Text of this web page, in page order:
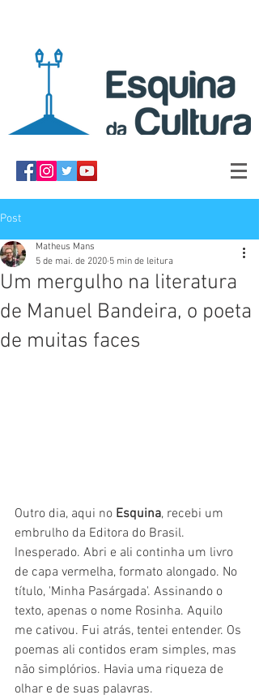
Post
Um mergulho na literatura
de Manuel Bandeira, o poeta
de muitas faces
Matheus Mans
5 de mai. de 2020 5 min de leitura
Outro dia, aqui no Esquina, recebi um
embrulho da Editora do Brasil.
Inesperado. Abri e ali continha um livro
de capa vermelha, formato alongado. No
título, 'Minha Pasárgada'. Assinando o
texto, apenas o nome Rosinha. Aquilo
me cativou. Fui atrás, tentei entender. Os
poemas ali contidos eram simples, mas
não simplórios. Havia uma riqueza de
olhar e de suas palavras.